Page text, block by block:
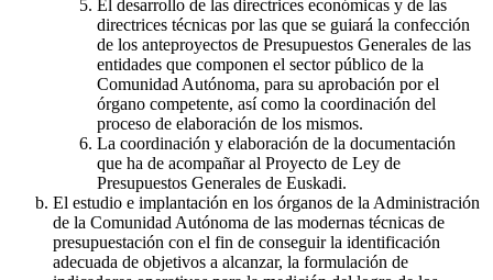
El desarrollo de las directrices económicas y de las
directrices técnicas por las que se guiará la confección
de los anteproyectos de Presupuestos Generales de las
entidades que componen el sector público de la
Comunidad Autónoma, para su aprobación por el
órgano competente, así como la coordinación del
proceso de elaboración de los mismos.
La coordinación y elaboración de la documentación
que ha de acompañar al Proyecto de Ley de
Presupuestos Generales de Euskadi.
El estudio e implantación en los órganos de la Administración
de la Comunidad Autónoma de las modernas técnicas de
presupuestación con el fin de conseguir la identificación
adecuada de objetivos a alcanzar, la formulación de